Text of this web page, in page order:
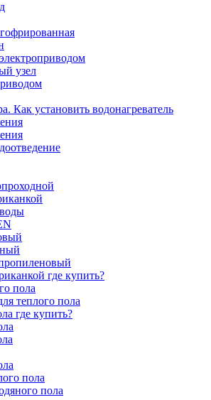
узел
Как установить водонагреватель
где купить?
пола
теплого пола
где купить?
пола
пола